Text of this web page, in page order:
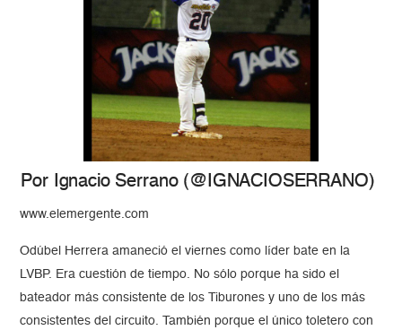
Por Ignacio Serrano (@IGNACIOSERRANO)
www.elemergente.com
Odúbel Herrera amaneció el viernes como líder bate en la
LVBP. Era cuestión de tiempo. No sólo porque ha sido el
bateador más consistente de los Tiburones y uno de los más
consistentes del circuito. También porque el único toletero con